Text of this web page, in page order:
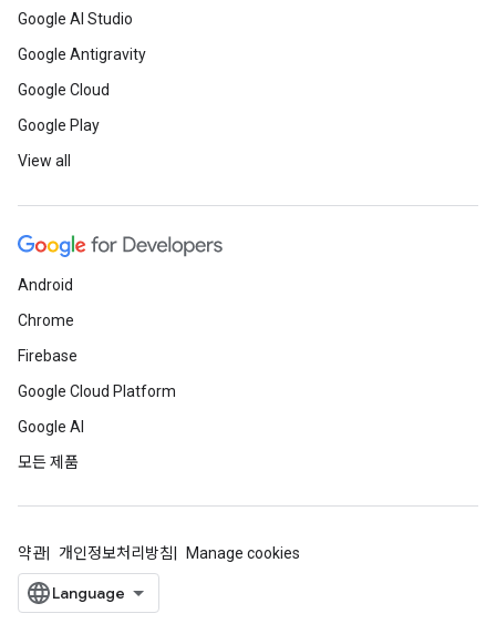
Google AI Studio
Google Antigravity
Google Cloud
Google Play
View all
Android
Chrome
Firebase
Google Cloud Platform
Google AI
모든 제품
약관 개인정보처리방침 Manage cookies